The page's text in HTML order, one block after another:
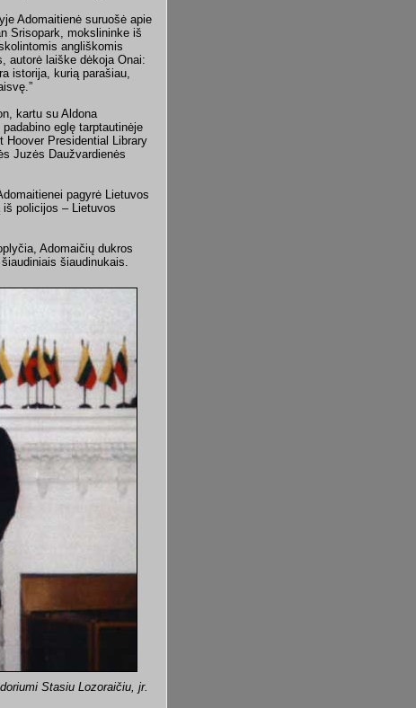
Adomaitienė suruošė apie
Srisopark, mokslininke iš
angliškomis
autorė laiške dėkoja Onai:
istorija, kurią parašiau,
kartu su Aldona
eglę tarptautinėje
Hoover Presidential Library
Juzės Daužvardienės
pagyrė Lietuvos
policijos – Lietuvos
Adomaičių dukros
šiaudinukais.
Stasiu Lozoraičiu, jr.